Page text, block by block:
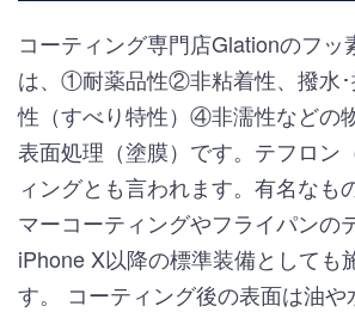
コーティング専門店Glationのフッ
は、①耐薬品性②非粘着性、撥水
性（すべり特性）④非濡性などの
表面処理（塗膜）です。テフロン
ィングとも言われます。有名なも
マーコーティングやフライパンの
iPhone X以降の標準装備としても
す。 コーティング後の表面は油